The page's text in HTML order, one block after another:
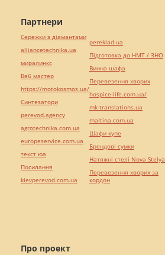
Про проект
Партнери
Сережки з діамантами
alliancetechnika.ua
миралинкс
Веб мастер
https://motokosmos.ua/
Синтезатори
perevod.agency
agrotechnika.com.ua
europeservice.com.ua
текст юа
Посилання
kievperevod.com.ua
pereklad.ua
Підготовка до НМТ / ЗНО
Винна шафа
Перевезення хворих
hospice-life.com.ua/
mk-translations.ua
maltina.com.ua
Шафи купе
Брендові сумки
Натяжні стелі Nova Stelya
Перевезення хворих за
кордон